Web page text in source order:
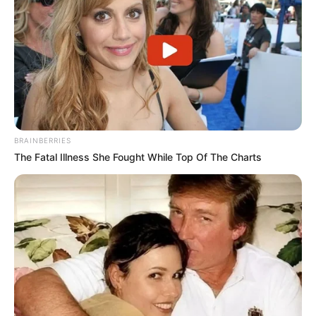
КАТЕГОРІЇ
Без рубрики
Гарячi
Культура
Нам пишуть
Партнерські матеріали
Події
Політика
BRAINBERRIES
The Fatal Illness She Fought While Top Of The Charts